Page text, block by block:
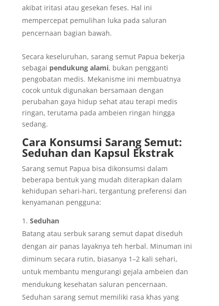
akibat iritasi atau gesekan feses. Hal ini
mempercepat pemulihan luka pada saluran
pencernaan bagian bawah.
Secara keseluruhan, sarang semut Papua bekerja
sebagai pendukung alami, bukan pengganti
pengobatan medis. Mekanisme ini membuatnya
cocok untuk digunakan bersamaan dengan
perubahan gaya hidup sehat atau terapi medis
ringan, terutama pada ambeien ringan hingga
sedang.
Cara Konsumsi Sarang Semut:
Seduhan dan Kapsul Ekstrak
Sarang semut Papua bisa dikonsumsi dalam
beberapa bentuk yang mudah diterapkan dalam
kehidupan sehari-hari, tergantung preferensi dan
kenyamanan pengguna:
Seduhan
Batang atau serbuk sarang semut dapat diseduh
dengan air panas layaknya teh herbal. Minuman ini
diminum secara rutin, biasanya 1–2 kali sehari,
untuk membantu mengurangi gejala ambeien dan
mendukung kesehatan saluran pencernaan.
Seduhan sarang semut memiliki rasa khas yang